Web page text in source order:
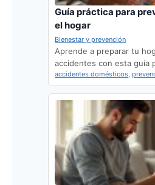
Guía práctica para
el hogar
Bienestar y prevención
Aprende a preparar tu
accidentes con esta guía
accidentes domésticos,